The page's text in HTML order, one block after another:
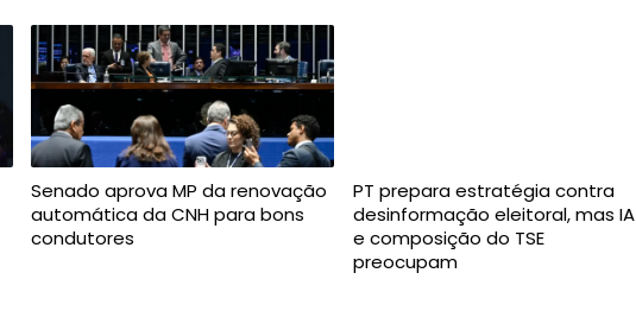
Senado aprova MP da renovação
automática da CNH para bons
condutores
PT prepara estratégia contra
desinformação eleitoral, mas IA
e composição do TSE
preocupam